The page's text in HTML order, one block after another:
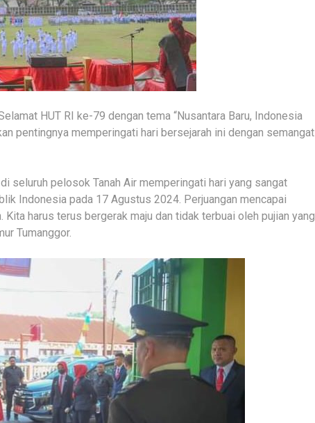
HUT RI ke-79 dengan tema “Nusantara Baru, Indonesia
pentingnya memperingati hari bersejarah ini dengan semangat
seluruh pelosok Tanah Air memperingati hari yang sangat
Indonesia pada 17 Agustus 2024. Perjuangan mencapai
harus terus bergerak maju dan tidak terbuai oleh pujian yang
Tumanggor.